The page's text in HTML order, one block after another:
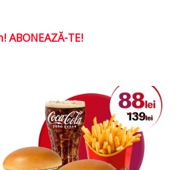
TE!